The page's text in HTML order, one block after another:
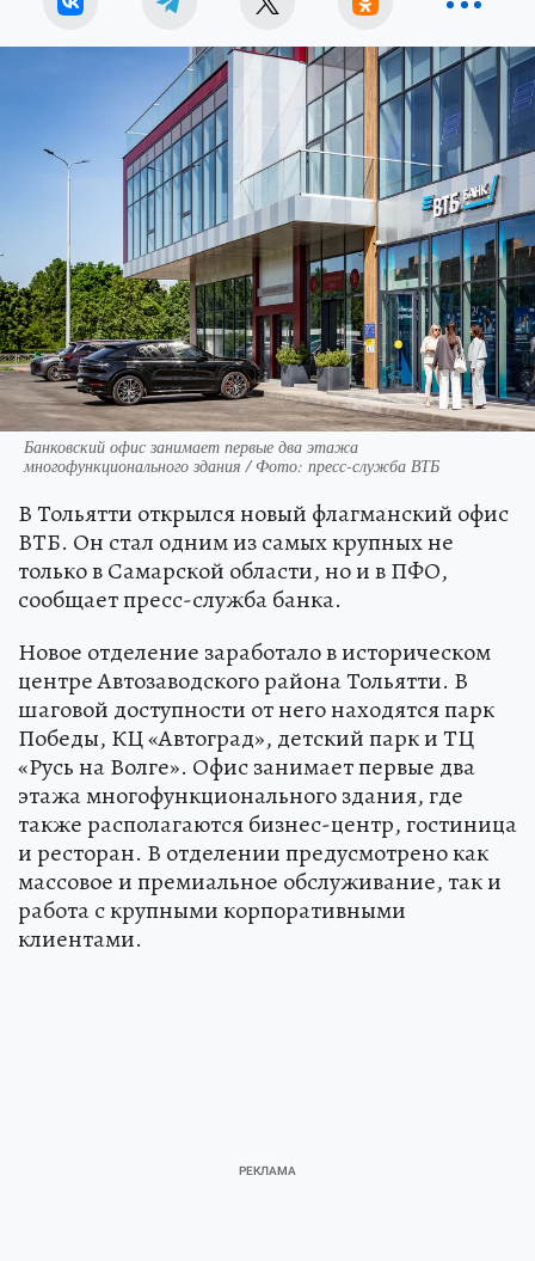
Банковский офис занимает первые два этажа
многофункционального здания / Фото: пресс-служба ВТБ
В Тольятти открылся новый флагманский офис
ВТБ. Он стал одним из самых крупных не
только в Самарской области, но и в ПФО,
сообщает пресс-служба банка.
Новое отделение заработало в историческом
центре Автозаводского района Тольятти. В
шаговой доступности от него находятся парк
Победы, КЦ «Автоград», детский парк и ТЦ
«Русь на Волге». Офис занимает первые два
этажа многофункционального здания, где
также располагаются бизнес-центр, гостиница
и ресторан. В отделении предусмотрено как
массовое и премиальное обслуживание, так и
работа с крупными корпоративными
клиентами.